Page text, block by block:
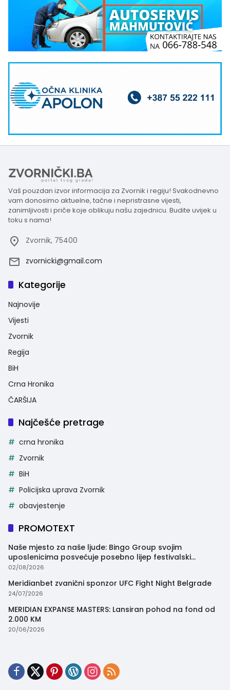
Vaš pouzdan izvor informacija za Zvornik i regiju! Svakodnevno
vam donosimo aktuelne, tačne i nepristrasne vijesti,
zanimljivosti i priče koje oblikuju našu zajednicu. Budite uvijek u
toku s nama!
Zvornik, 75400
zvornicki@gmail.com
Kategorije
Najnovije
Vijesti
Zvornik
Regija
BiH
Crna Hronika
ČARŠIJA
Najčešće pretrage
crna hronika
Zvornik
BiH
Policijska uprava Zvornik
obavjestenje
PROMOTEXT
Naše mjesto za naše ljude: Bingo Group svojim
uposlenicima posvećuje posebno lijep festivalski
trenutak
02/08/2026
Meridianbet zvanični sponzor UFC Fight Night Belgrade
24/07/2026
MERIDIAN EXPANSE MASTERS: Lansiran pohod na fond od
2.000 KM
20/06/2026